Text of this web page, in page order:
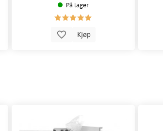
På lager
Kjøp